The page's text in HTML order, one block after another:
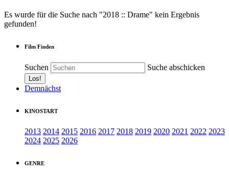
Es wurde für die Suche nach "2018 :: Drame" kein Ergebnis
gefunden!
Film Finden
Suchen Suche abschicken
Demnächst
KINOSTART
2013 2014 2015 2016 2017 2018 2019 2020 2021 2022 2023
2024 2025 2026
GENRE